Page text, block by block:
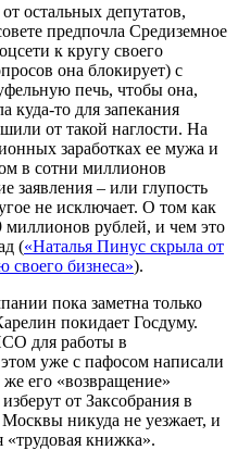
остальных депутатов,
предпочла Средиземное
к кругу своего
она блокирует) с
печь, чтобы она,
куда-то для запекания
от такой наглости. На
заработках ее мужа и
в сотни миллионов
заявления – или глупость
не исключает. О том как
миллионов рублей, и чем это
(«Наталья Пинус скрыла от
своего бизнеса»).
пока заметна только
покидает Госдуму.
для работы в
уже с пафосом написали
его «возвращение»
от Заксобрания в
никуда не уезжает, и
«трудовая книжка».